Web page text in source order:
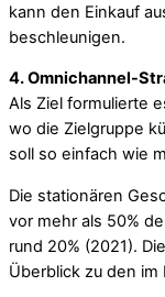
kann den Einkauf
beschleunigen.
4. Omnichannel-
Als Ziel formulierte
wo die Zielgruppe
soll so einfach wie
Die stationären
vor mehr als 50%
rund 20% (2021).
Überblick zu den